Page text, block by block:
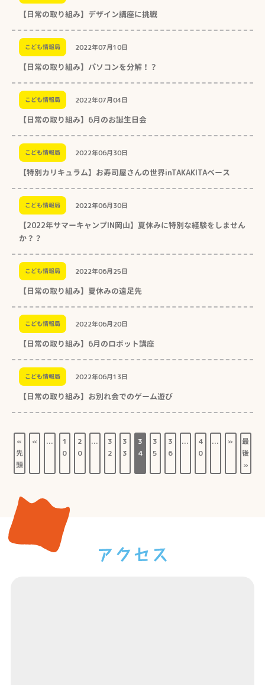
【日常の取り組み】デザイン講座に挑戦
こども情報局 2022年07月10日
【日常の取り組み】パソコンを分解！？
こども情報局 2022年07月04日
【日常の取り組み】6月のお誕生日会
こども情報局 2022年06月30日
【特別カリキュラム】お寿司屋さんの世界inTAKAKITAベース
こども情報局 2022年06月30日
【2022年サマーキャンプIN岡山】夏休みに特別な経験をしません
か？？
こども情報局 2022年06月25日
【日常の取り組み】夏休みの遠足先
こども情報局 2022年06月20日
【日常の取り組み】6月のロボット講座
こども情報局 2022年06月13日
【日常の取り組み】お別れ会でのゲーム遊び
«
先
頭
« ...
1
0
2
0
...
3
2
3
3
3
4
3
5
3
6
...
4
0
... »
最
後
»